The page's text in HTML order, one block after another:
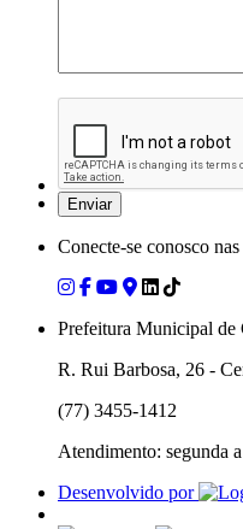
Conecte-se conosco
Prefeitura Municipal de
R. Rui Barbosa, 26 -
(77) 3455-1412
Atendimento: segunda
Desenvolvido por